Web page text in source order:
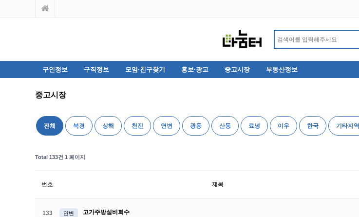
구인정보 구직정보 모임·친구찾기 홍보·광고 중고시장 부동산정보
중고시장
전체 북경 상해 천진 연변 광동 산동 료녕 이우 한국 기타지역
Total 133건 1 페이지
번호 제목
133 연변 고가주방설비회수